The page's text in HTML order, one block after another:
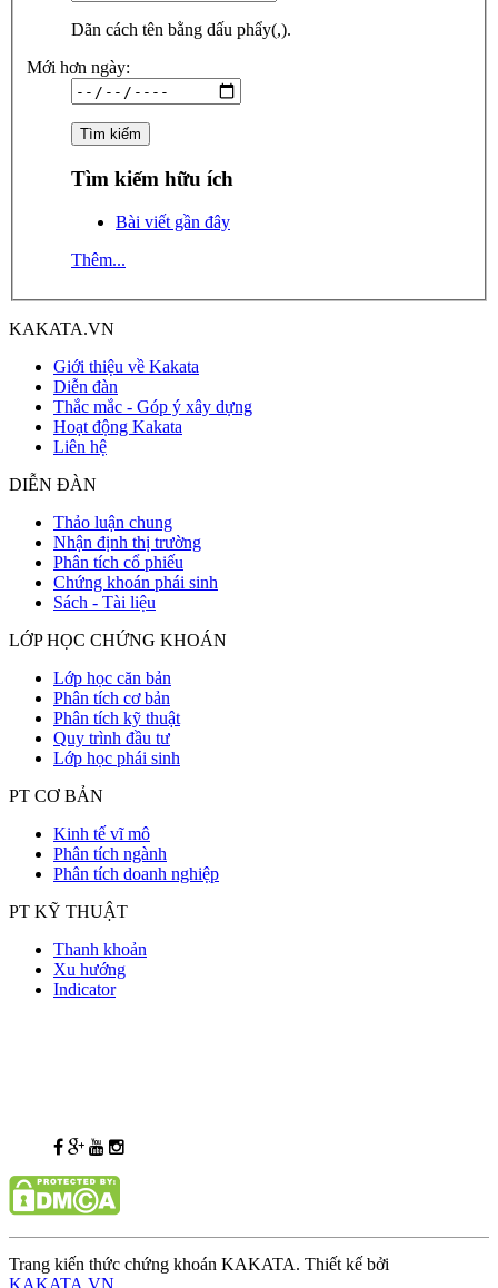
Dãn cách tên bằng dấu phẩy(,).
Mới hơn ngày:
Tìm kiếm hữu ích
Bài viết gần đây
Thêm...
KAKATA.VN
Giới thiệu về Kakata
Diễn đàn
Thắc mắc - Góp ý xây dựng
Hoạt động Kakata
Liên hệ
DIỄN ĐÀN
Thảo luận chung
Nhận định thị trường
Phân tích cổ phiếu
Chứng khoán phái sinh
Sách - Tài liệu
LỚP HỌC CHỨNG KHOÁN
Lớp học căn bản
Phân tích cơ bản
Phân tích kỹ thuật
Quy trình đầu tư
Lớp học phái sinh
PT CƠ BẢN
Kinh tế vĩ mô
Phân tích ngành
Phân tích doanh nghiệp
PT KỸ THUẬT
Thanh khoản
Xu hướng
Indicator
Trang kiến thức chứng khoán KAKATA. Thiết kế bởi
KAKATA.VN